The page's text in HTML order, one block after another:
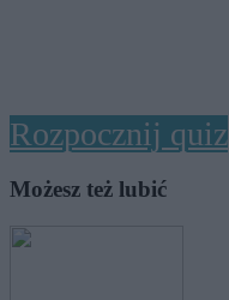
Rozpocznij quiz
Możesz też lubić